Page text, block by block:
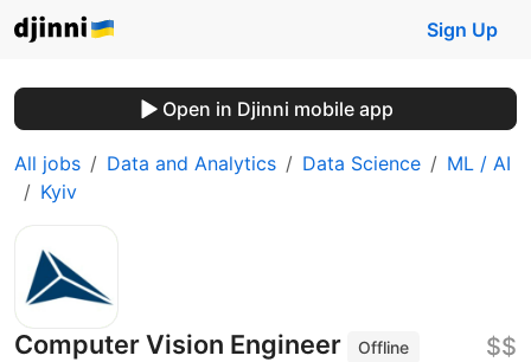
Sign Up
Open in Djinni mobile app
All jobs Data and Analytics Data Science
ML / AI
Kyiv
Computer Vision Engineer
Offline
$$